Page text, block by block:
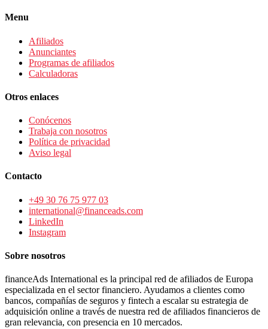
Menu
Afiliados
Anunciantes
Programas de afiliados
Calculadoras
Otros enlaces
Conócenos
Trabaja con nosotros
Política de privacidad
Aviso legal
Contacto
+49 30 76 75 977 03
international@financeads.com
LinkedIn
Instagram
Sobre nosotros
financeAds International es la principal red de afiliados de Europa
especializada en el sector financiero. Ayudamos a clientes como
bancos, compañías de seguros y fintech a escalar su estrategia de
adquisición online a través de nuestra red de afiliados financieros de
gran relevancia, con presencia en 10 mercados.